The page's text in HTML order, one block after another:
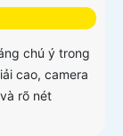
chú ý trong
cao, camera
rõ nét